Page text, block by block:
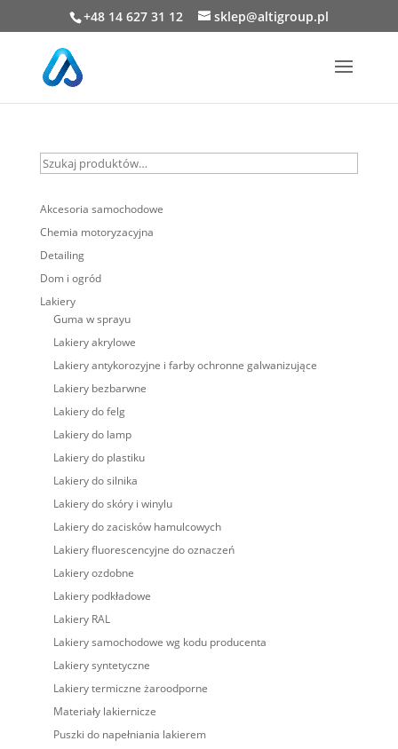
+48 14 627 31 12 sklep@altigroup.pl
Szukaj
produktów…
Akcesoria samochodowe
Chemia motoryzacyjna
Detailing
Dom i ogród
Lakiery
Guma w sprayu
Lakiery akrylowe
Lakiery antykorozyjne i farby ochronne galwanizujące
Lakiery bezbarwne
Lakiery do felg
Lakiery do lamp
Lakiery do plastiku
Lakiery do silnika
Lakiery do skóry i winylu
Lakiery do zacisków hamulcowych
Lakiery fluorescencyjne do oznaczeń
Lakiery ozdobne
Lakiery podkładowe
Lakiery RAL
Lakiery samochodowe wg kodu producenta
Lakiery syntetyczne
Lakiery termiczne żaroodporne
Materiały lakiernicze
Puszki do napełniania lakierem